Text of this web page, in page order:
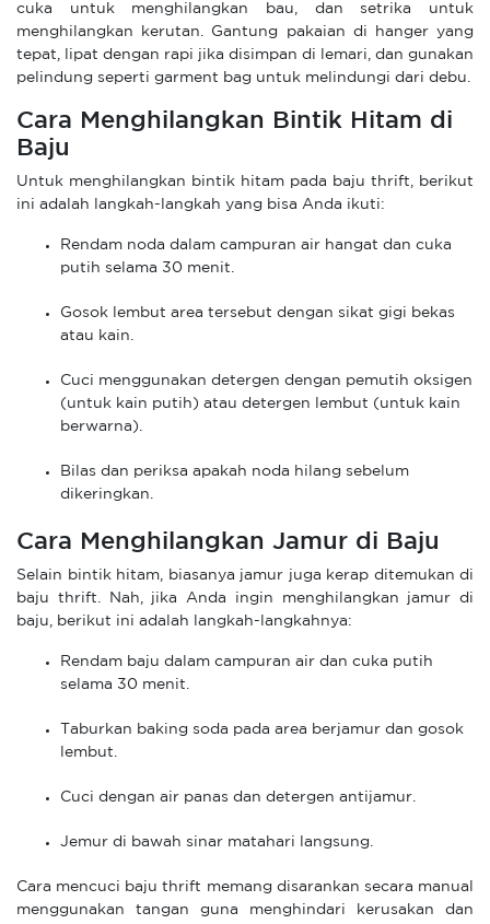
cuka untuk menghilangkan bau, dan setrika untuk
menghilangkan kerutan. Gantung pakaian di hanger yang
tepat, lipat dengan rapi jika disimpan di lemari, dan gunakan
pelindung seperti garment bag untuk melindungi dari debu.
Cara Menghilangkan Bintik Hitam di
Baju
Untuk menghilangkan bintik hitam pada baju thrift, berikut
ini adalah langkah-langkah yang bisa Anda ikuti:
Rendam noda dalam campuran air hangat dan cuka
putih selama 30 menit.
Gosok lembut area tersebut dengan sikat gigi bekas
atau kain.
Cuci menggunakan detergen dengan pemutih oksigen
(untuk kain putih) atau detergen lembut (untuk kain
berwarna).
Bilas dan periksa apakah noda hilang sebelum
dikeringkan.
Cara Menghilangkan Jamur di Baju
Selain bintik hitam, biasanya jamur juga kerap ditemukan di
baju thrift. Nah, jika Anda ingin menghilangkan jamur di
baju, berikut ini adalah langkah-langkahnya:
Rendam baju dalam campuran air dan cuka putih
selama 30 menit.
Taburkan baking soda pada area berjamur dan gosok
lembut.
Cuci dengan air panas dan detergen antijamur.
Jemur di bawah sinar matahari langsung.
Cara mencuci baju thrift memang disarankan secara manual
menggunakan tangan guna menghindari kerusakan dan